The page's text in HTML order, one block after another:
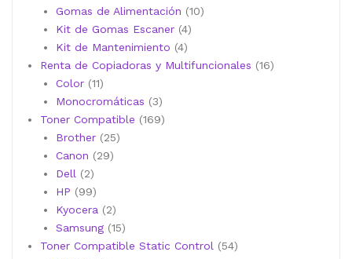
Gomas de Alimentación 1010
Kit de Gomas Escaner 44
Kit de Mantenimiento 44
productos
Renta de Copiadoras y Multifuncionales 1616
Color 1111
productos
Monocromáticas 33
productos
Toner Compatible 169169
Brother 2525
Canon 2929
Dell 22
productos
HP 9999
productos
Kyocera 22
productos
Samsung 1515
productos
Toner Compatible Static Control 5454